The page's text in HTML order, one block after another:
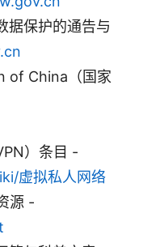
据保护的通告与
of China（国家
）条目 -
虚拟私人网络
源 -